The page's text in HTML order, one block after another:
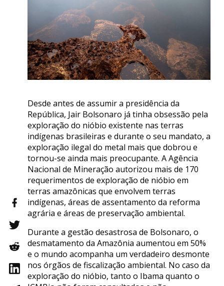
Desde antes de assumir a presidência da
República, Jair Bolsonaro já tinha obsessão pela
exploração do nióbio existente nas terras
indígenas brasileiras e durante o seu mandato, a
exploração ilegal do metal mais que dobrou e
tornou-se ainda mais preocupante. A Agência
Nacional de Mineração autorizou mais de 170
requerimentos de exploração de nióbio em
terras amazônicas que envolvem terras
indígenas, áreas de assentamento da reforma
agrária e áreas de preservação ambiental.
Durante a gestão desastrosa de Bolsonaro, o
desmatamento da Amazônia aumentou em 50%
e o mundo acompanha um verdadeiro desmonte
nos órgãos de fiscalização ambiental. No caso da
exploração do nióbio, tanto o Ibama quanto o